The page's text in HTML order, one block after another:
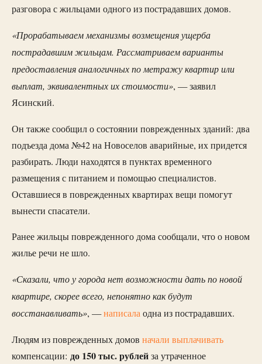
разговора с жильцами одного из пострадавших домов.
«Прорабатываем механизмы возмещения ущерба
пострадавшим жильцам. Рассматриваем варианты
предоставления аналогичных по метражу квартир или
выплат, эквивалентных их стоимости», — заявил
Ясинский.
Он также сообщил о состоянии поврежденных зданий: два
подъезда дома №42 на Новоселов аварийные, их придется
разбирать. Люди находятся в пунктах временного
размещения с питанием и помощью специалистов.
Оставшиеся в поврежденных квартирах вещи помогут
вынести спасатели.
Ранее жильцы поврежденного дома сообщали, что о новом
жилье речи не шло.
«Сказали, что у города нет возможности дать по новой
квартире, скорее всего, непонятно как будут
восстанавливать», —написалаодна из пострадавших.
Людям из поврежденных домов начали выплачивать
компенсации: до 150 тыс. рублейза утраченное